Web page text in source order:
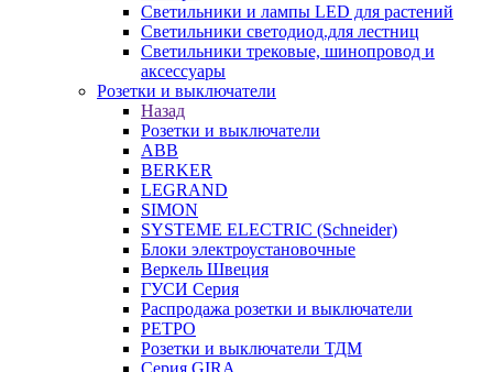
Светильники и лампы LED для растений
Светильники светодиод.для лестниц
Светильники трековые, шинопровод и
аксессуары
Розетки и выключатели
Назад
Розетки и выключатели
ABB
BERKER
LEGRAND
SIMON
SYSTEME ELECTRIC (Schneider)
Блоки электроустановочные
Веркель Швеция
ГУСИ Серия
Распродажа розетки и выключатели
РЕТРО
Розетки и выключатели ТДМ